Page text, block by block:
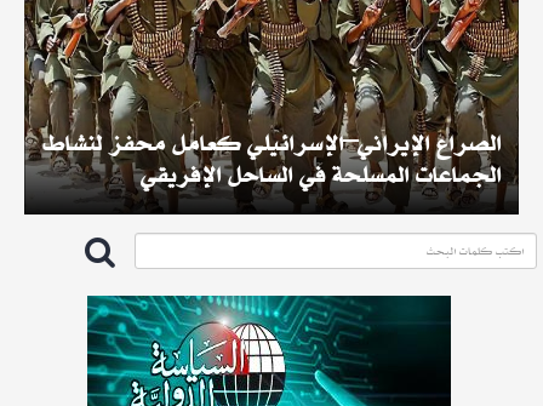
الصراع الإيراني–الإسرائيلي كعامل محفز لنشاط
الجماعات المسلحة في الساحل الإفريقي